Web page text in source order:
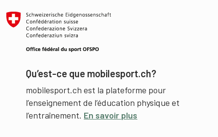
Qu’est-ce que mobilesport.ch?
mobilesport.ch est la plateforme pour
l’enseignement de l’éducation physique et
l’entraînement. En savoir plus